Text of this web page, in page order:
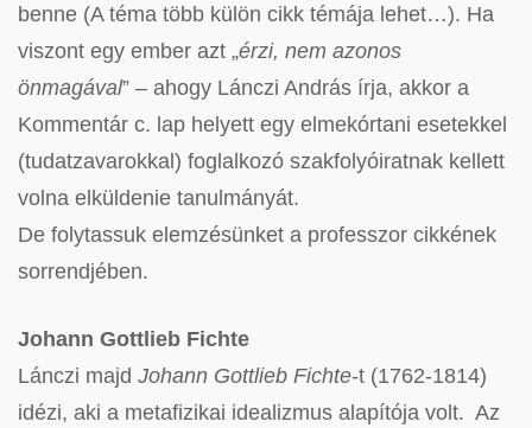
benne (A téma több külön cikk témája lehet…). Ha
viszont egy ember azt „érzi, nem azonos
önmagával” – ahogy Lánczi András írja, akkor a
Kommentár c. lap helyett egy elmekórtani esetekkel
(tudatzavarokkal) foglalkozó szakfolyóiratnak kellett
volna elküldenie tanulmányát.
De folytassuk elemzésünket a professzor cikkének
sorrendjében.
Johann Gottlieb Fichte
Lánczi majd Johann Gottlieb Fichte-t (1762-1814)
idézi, aki a metafizikai idealizmus alapítója volt. Az